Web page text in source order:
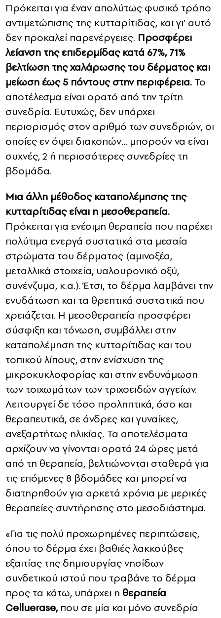
Πρόκειται για έναν απολύτως φυσικό τρόπο
αντιμετώπισης της κυτταρίτιδας, και γι’ αυτό
δεν προκαλεί παρενέργειες. Προσφέρει
λείανση της επιδερμίδας κατά 67%, 71%
βελτίωση της χαλάρωσης του δέρματος και
μείωση έως 5 πόντους στην περιφέρεια. Το
αποτέλεσμα είναι ορατό από την τρίτη
συνεδρία. Ευτυχώς, δεν υπάρχει
περιορισμός στον αριθμό των συνεδριών, οι
οποίες εν όψει διακοπών… μπορούν να είναι
συχνές, 2 ή περισσότερες συνεδρίες τη
βδομάδα.
Μια άλλη μέθοδος καταπολέμησης της
κυτταρίτιδας είναι η μεσοθεραπεία.
Πρόκειται για ενέσιμη θεραπεία που παρέχει
πολύτιμα ενεργά συστατικά στα μεσαία
στρώματα του δέρματος (αμινοξέα,
μεταλλικά στοιχεία, υαλουρονικό οξύ,
συνένζυμα, κ.α.). Έτσι, το δέρμα λαμβάνει την
ενυδάτωση και τα θρεπτικά συστατικά που
χρειάζεται. Η μεσοθεραπεία προσφέρει
σύσφιξη και τόνωση, συμβάλλει στην
καταπολέμηση της κυτταρίτιδας και του
τοπικού λίπους, στην ενίσχυση της
μικροκυκλοφορίας και στην ενδυνάμωση
των τοιχωμάτων των τριχοειδών αγγείων.
Λειτουργεί δε τόσο προληπτικά, όσο και
θεραπευτικά, σε άνδρες και γυναίκες,
ανεξαρτήτως ηλικίας. Τα αποτελέσματα
αρχίζουν να γίνονται ορατά 24 ώρες μετά
από τη θεραπεία, βελτιώνονται σταθερά για
τις επόμενες 8 βδομάδες και μπορεί να
διατηρηθούν για αρκετά χρόνια με μερικές
θεραπείες συντήρησης στο μεσοδιάστημα.
«Για τις πολύ προχωρημένες περιπτώσεις,
όπου το δέρμα έχει βαθιές λακκούβες
εξαιτίας της δημιουργίας νησίδων
συνδετικού ιστού που τραβάνε το δέρμα
προς τα κάτω, υπάρχει η θεραπεία
Celluerase,που σε μία και μόνο συνεδρία